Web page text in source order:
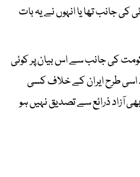
جانب تھا یا انہوں نے یہ بات
کی جانب سے اس بیان پر کوئی
اسی طرح ایران کے خلاف کسی
آزاد ذرائع سے تصدیق نہیں ہو